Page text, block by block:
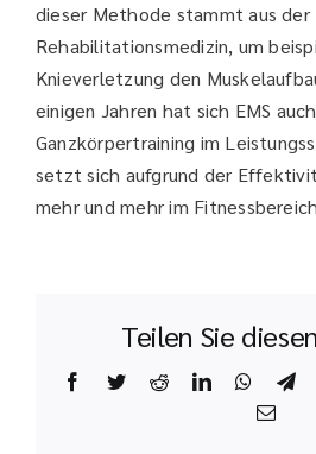
dieser Methode stammt aus der
Rehabilitationsmedizin, um
Knieverletzung den
einigen Jahren hat sich EMS
Ganzkörpertraining im
setzt sich aufgrund der
mehr und mehr im
Teilen Sie
Facebook
TwitterRedditLinkedIn
E-